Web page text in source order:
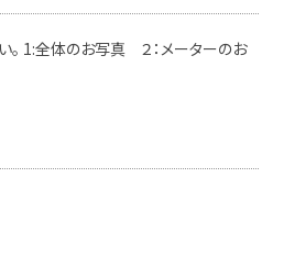
1:全体のお写真 ２：メーターのお